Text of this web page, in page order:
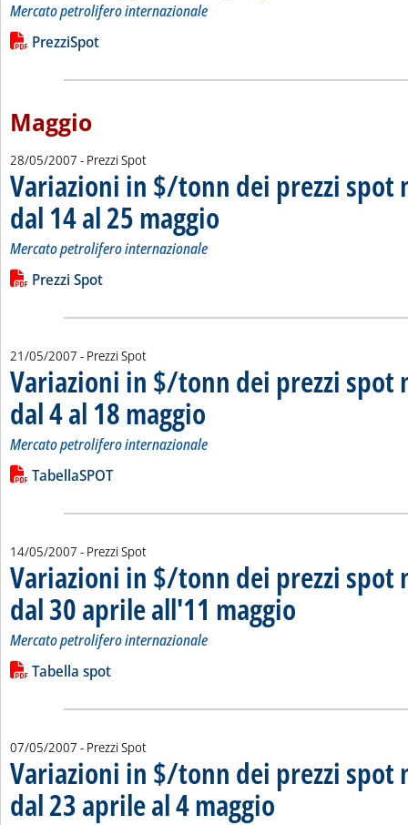
Mercato petrolifero internazionale
Leggi tutta la notizia: 'Variazioni in $/tonn dei prezzi spot
Lista allegati PDF alla notizia
PrezziSpot
Maggio
28/05/2007 - Prezzi Spot
Variazioni in $/tonn dei prezzi spot
dal 14 al 25 maggio . Sottotitolo: Mercato petrolifero
. Pubblicata lunedì 28 maggio 2007 alle
Mercato petrolifero internazionale
Leggi tutta la notizia: 'Variazioni in $/tonn dei prezzi spot
Lista allegati PDF alla notizia
Prezzi Spot
21/05/2007 - Prezzi Spot
Variazioni in $/tonn dei prezzi spot
dal 4 al 18 maggio . Sottotitolo: Mercato petrolifero internazionale
. Pubblicata lunedì 21 maggio 2007 alle 16.23.
Mercato petrolifero internazionale
Leggi tutta la notizia: 'Variazioni in $/tonn dei prezzi spot
Lista allegati PDF alla notizia
TabellaSPOT
14/05/2007 - Prezzi Spot
Variazioni in $/tonn dei prezzi spot
dal 30 aprile all'11 maggio . Sottotitolo: Mercato
. Pubblicata lunedì 14
Mercato petrolifero internazionale
Leggi tutta la notizia: 'Variazioni in $/tonn dei prezzi spot
Lista allegati PDF alla notizia
Tabella spot
07/05/2007 - Prezzi Spot
Variazioni in $/tonn dei prezzi spot
dal 23 aprile al 4 maggio. Sottotitolo: Mercato
. Pubblicata lunedì 07